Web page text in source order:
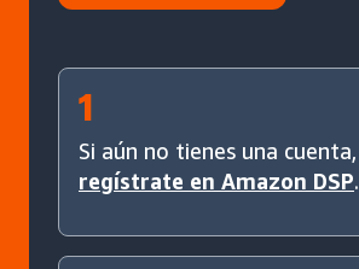
1
Si aún no tienes una cuenta,
regístrate en Amazon DSP.